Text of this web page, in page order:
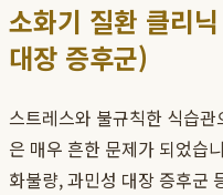
소화기 질환 클리
대장 증후군)
스트레스와 불규칙한 식습
은 매우 흔한 문제가 되었습
화불량, 과민성 대장 증후군